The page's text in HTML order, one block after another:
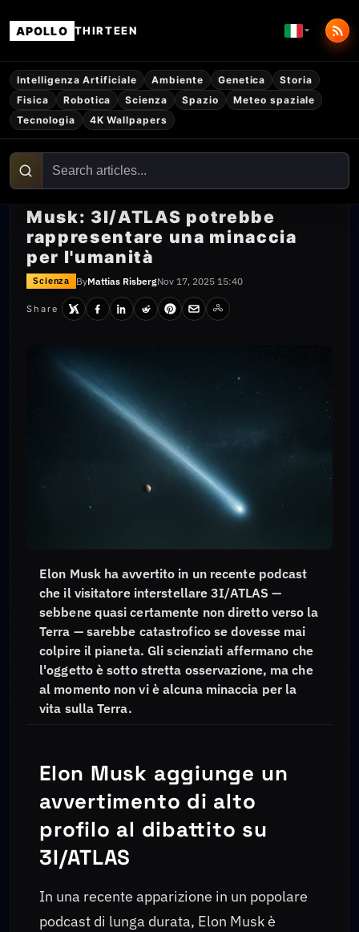
APOLLO THIRTEEN
Intelligenza Artificiale Ambiente Genetica
Storia
Fisica
Robotica Scienza Spazio
Meteo spaziale
Tecnologia
4K Wallpapers
Musk: 3I/ATLAS potrebbe
rappresentare una minaccia
per l'umanità
Scienza ByMattias RisbergNov 17, 2025 15:40
Share
Elon Musk ha avvertito in un recente podcast
che il visitatore interstellare 3I/ATLAS —
sebbene quasi certamente non diretto verso la
Terra — sarebbe catastrofico se dovesse mai
colpire il pianeta. Gli scienziati affermano che
l'oggetto è sotto stretta osservazione, ma che
al momento non vi è alcuna minaccia per la
vita sulla Terra.
Elon Musk aggiunge un
avvertimento di alto
profilo al dibattito su
3I/ATLAS
In una recente apparizione in un popolare
podcast di lunga durata, Elon Musk è